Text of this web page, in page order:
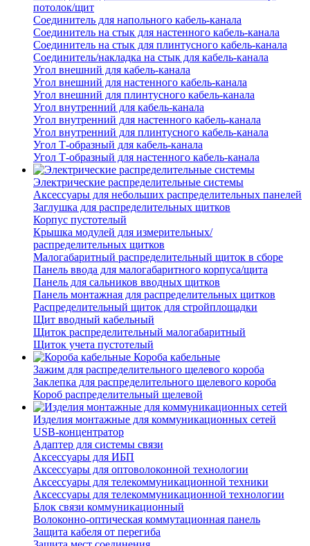
потолок/щит
Соединитель для напольного кабель-канала
Соединитель на стык для настенного кабель-канала
Соединитель на стык для плинтусного кабель-канала
Соединитель/накладка на стык для кабель-канала
Угол внешний для кабель-канала
Угол внешний для настенного кабель-канала
Угол внешний для плинтусного кабель-канала
Угол внутренний для кабель-канала
Угол внутренний для настенного кабель-канала
Угол внутренний для плинтусного кабель-канала
Угол Т-образный для кабель-канала
Угол Т-образный для настенного кабель-канала
Электрические распределительные системы
Аксессуары для небольших распределительных панелей
Заглушка для распределительных щитков
Корпус пустотелый
Крышка модулей для измерительных/
распределительных щитков
Малогабаритный распределительный щиток в сборе
Панель ввода для малогабаритного корпуса/щита
Панель для сальников вводных щитков
Панель монтажная для распределительных щитков
Распределительный щиток для стройплощадки
Щит вводный кабельный
Щиток распределительный малогабаритный
Щиток учета пустотелый
Короба кабельные
Зажим для распределительного щелевого короба
Заклепка для распределительного щелевого короба
Короб распределительный щелевой
Изделия монтажные для коммуникационных сетей
USB-концентратор
Адаптер для системы связи
Аксессуары для ИБП
Аксессуары для оптоволоконной технологии
Аксессуары для телекоммуникационной техники
Аксессуары для телекоммуникационной технологии
Блок связи коммуникационный
Волоконно-оптическая коммутационная панель
Защита кабеля от перегиба